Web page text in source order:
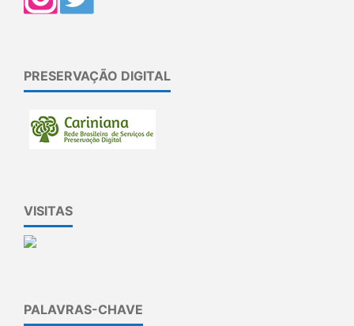
PRESERVAÇÃO DIGITAL
VISITAS
PALAVRAS-CHAVE